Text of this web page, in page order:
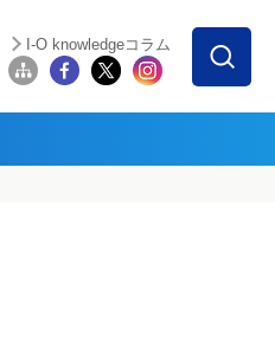
I-O knowledgeコラム